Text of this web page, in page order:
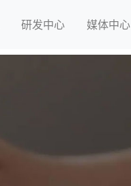
研发中心 媒体中心